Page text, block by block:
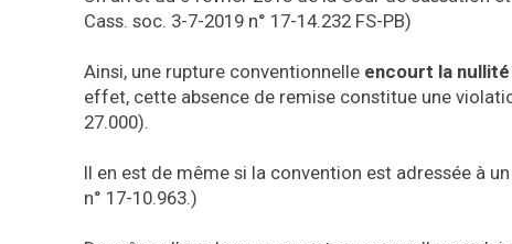
Cass. soc. 3-7-2019 n° 17-14.232 FS-PB)
Ainsi, une rupture conventionnelle encourt la nullité
effet, cette absence de remise constitue une
27.000).
Il en est de même si la convention est adressée à
n° 17-10.963.)